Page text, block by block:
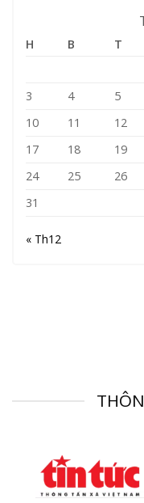
H B T
3
4 5
10
11 12
17
18 19
24
25 26
31
« Th12